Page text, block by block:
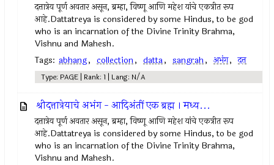
दत्तात्रेय पूर्ण अवतार असून, ब्रम्हा, विष्णू आणि महेश यांचे एकत्रीत रूप
आहे.Dattatreya is considered by some Hindus, to be god
who is an incarnation of the Divine Trinity Brahma,
Vishnu and Mahesh.
Tags: abhang, collection, datta, sangrah, अभंग, दत्त
Type: PAGE | Rank: 1 | Lang: N/A
श्रीदत्तात्रेयाचे अभंग - आदिअंतीं एक ब्रह्म । मध्य...
दत्तात्रेय पूर्ण अवतार असून, ब्रम्हा, विष्णू आणि महेश यांचे एकत्रीत रूप
आहे.Dattatreya is considered by some Hindus, to be god
who is an incarnation of the Divine Trinity Brahma,
Vishnu and Mahesh.